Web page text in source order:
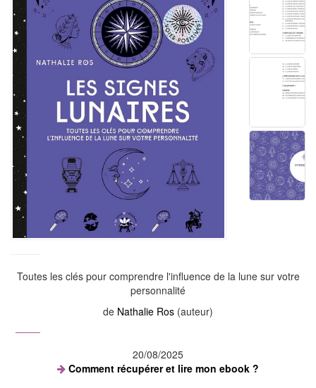
Toutes les clés pour comprendre l'influence de la lune sur votre
personnalité
de Nathalie Ros (auteur)
20/08/2025
Comment récupérer et lire mon ebook ?